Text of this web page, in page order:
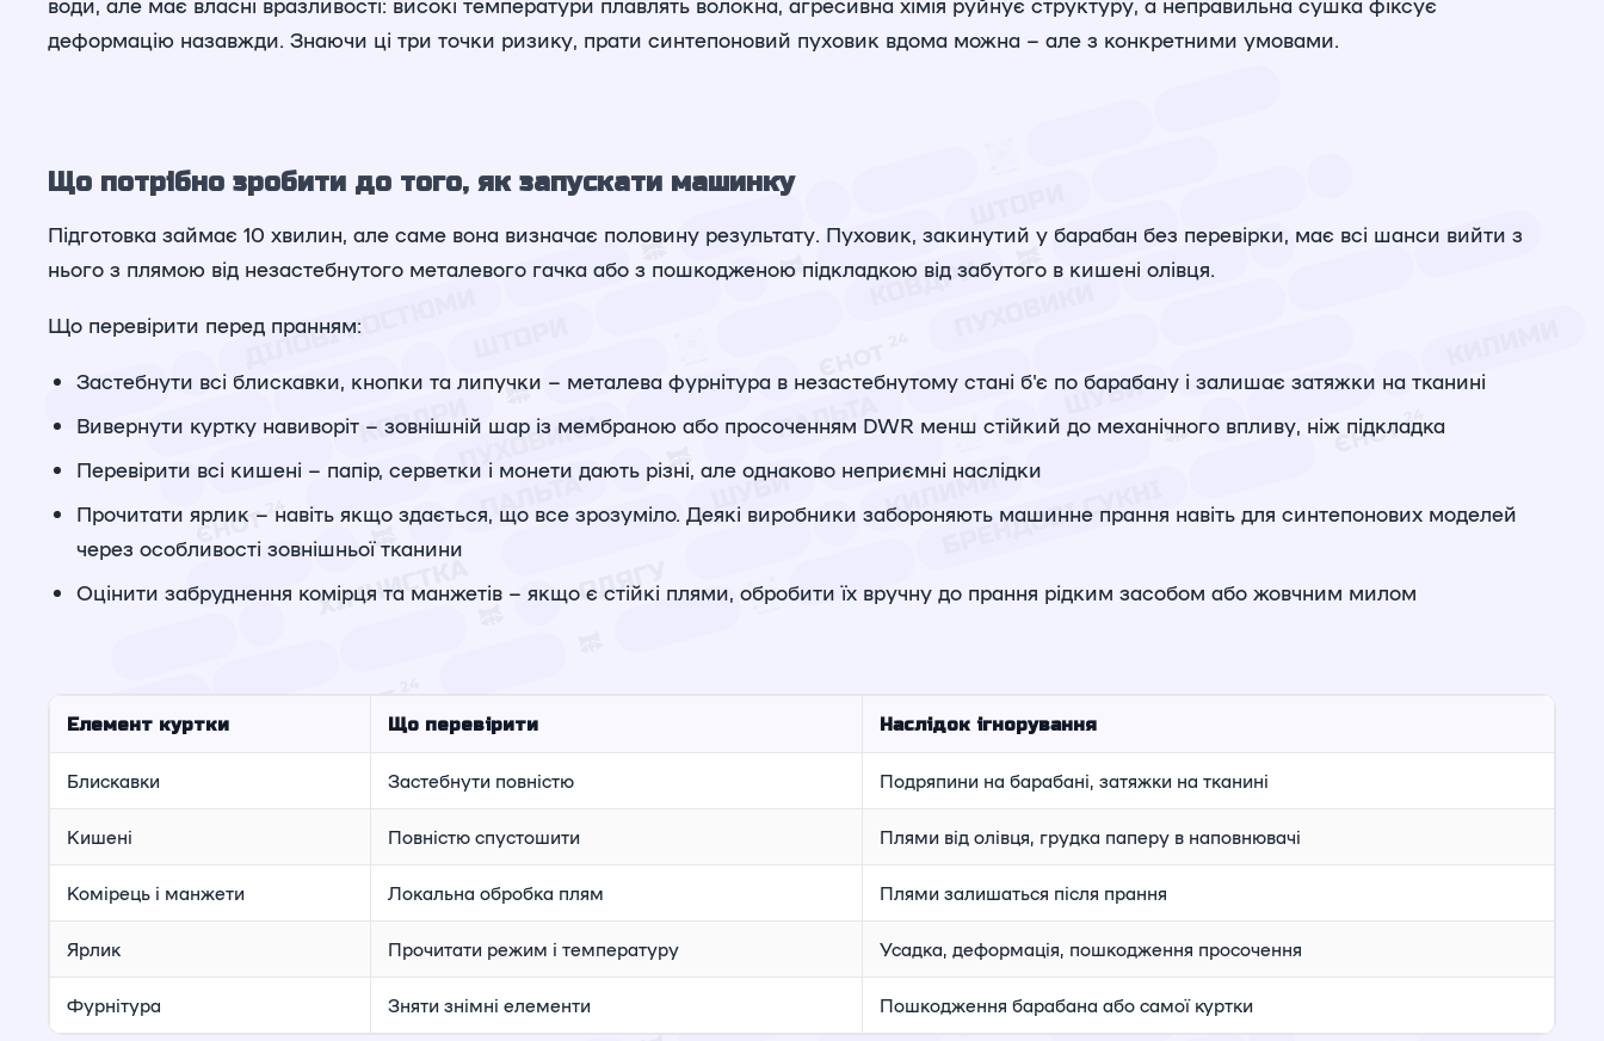
деформацію назавжди. Знаючи ці три точки ризику, прати синтепоновий пуховик вдома можна – але з конкретними умовами.
Що потрібно зробити до того, як запускати машинку
Підготовка займає 10 хвилин, але саме вона визначає половину результату. Пуховик, закинутий у барабан без перевірки, має всі шанси вийти з
нього з плямою від незастебнутого металевого гачка або з пошкодженою підкладкою від забутого в кишені олівця.
Що перевірити перед пранням:
Застебнути всі блискавки, кнопки та липучки – металева фурнітура в незастебнутому стані б'є по барабану і залишає затяжки на тканині
Вивернути куртку навиворіт – зовнішній шар із мембраною або просоченням DWR менш стійкий до механічного впливу, ніж підкладка
Перевірити всі кишені – папір, серветки і монети дають різні, але однаково неприємні наслідки
Прочитати ярлик – навіть якщо здається, що все зрозуміло. Деякі виробники забороняють машинне прання навіть для синтепонових моделей
через особливості зовнішньої тканини
Оцінити забруднення комірця та манжетів – якщо є стійкі плями, обробити їх вручну до прання рідким засобом або жовчним милом
Елемент куртки Що перевірити Наслідок ігнорування
Блискавки Застебнути повністю Подряпини на барабані, затяжки на тканині
Кишені Повністю спустошити Плями від олівця, грудка паперу в наповнювачі
Комірець і манжети Локальна обробка плям Плями залишаться після прання
Ярлик Прочитати режим і температуру Усадка, деформація, пошкодження просочення
Фурнітура Зняти знімні елементи Пошкодження барабана або самої куртки